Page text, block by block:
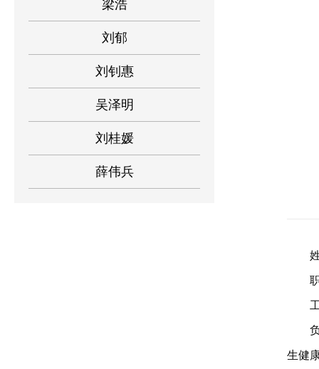
梁浩
刘郁
刘钊惠
吴泽明
刘桂媛
薛伟兵
生健